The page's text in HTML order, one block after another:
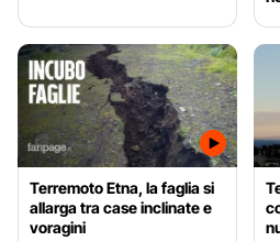
Terremoto Etna, la faglia si
allarga tra case inclinate e
voragini